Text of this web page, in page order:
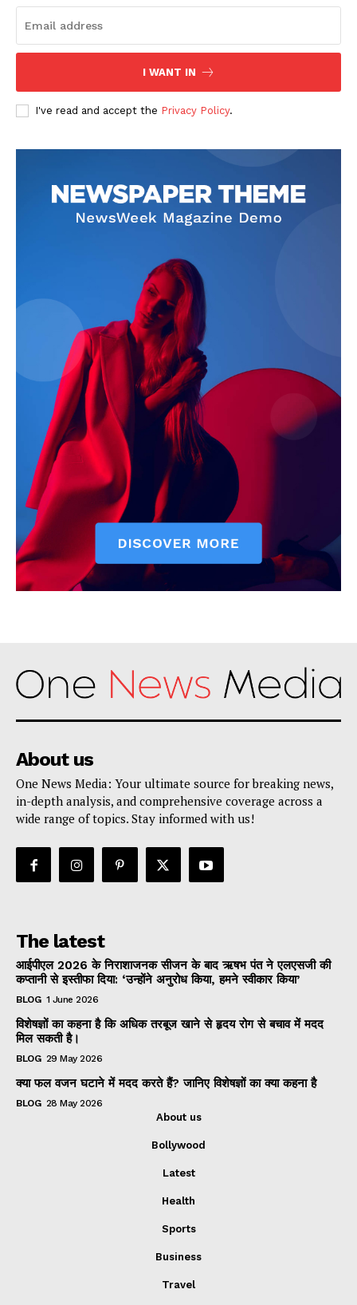
I WANT IN
I've read and accept the Privacy Policy.
About us
One News Media: Your ultimate source for breaking news,
in-depth analysis, and comprehensive coverage across a
wide range of topics. Stay informed with us!
The latest
आईपीएल 2026 के निराशाजनक सीजन के बाद ऋषभ पंत ने एलएसजी की
कप्तानी से इस्तीफा दिया: ‘उन्होंने अनुरोध किया, हमने स्वीकार किया’
BLOG 1 June 2026
विशेषज्ञों का कहना है कि अधिक तरबूज खाने से हृदय रोग से बचाव में मदद
मिल सकती है।
BLOG 29 May 2026
क्या फल वजन घटाने में मदद करते हैं? जानिए विशेषज्ञों का क्या कहना है
BLOG 28 May 2026
About us
Bollywood
Latest
Health
Sports
Business
Travel